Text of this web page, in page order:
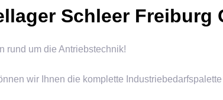
Schleer Freiburg
rund um die Antriebstechnik!
wir Ihnen die komplette